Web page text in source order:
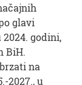
glavi
godini,
BiH.
na
2027., u